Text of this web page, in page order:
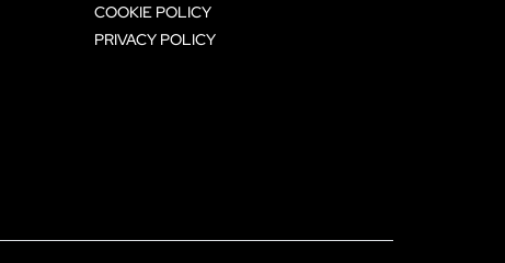
COOKIE POLICY
PRIVACY POLICY